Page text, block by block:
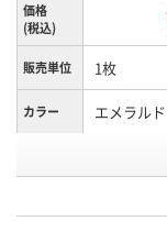
価格
(税込)
販売単位 1枚
カラー エメラル
号